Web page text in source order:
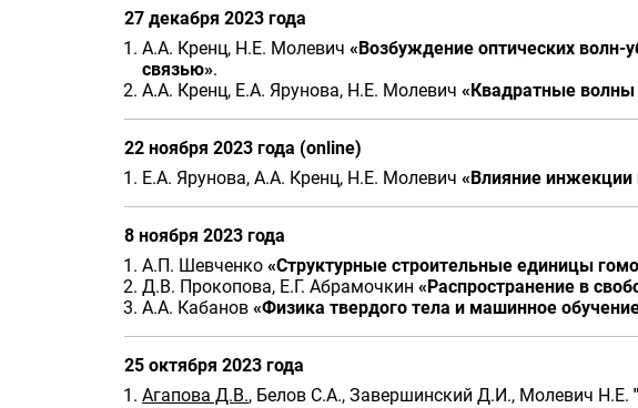
27 декабря 2023 года
А.А. Кренц, Н.Е. Молевич «Возбуждение оптических
связью».
А.А. Кренц, Е.А. Ярунова, Н.Е. Молевич «Квадратные волны
22 ноября 2023 года (online)
Е.А. Ярунова, А.А. Кренц, Н.Е. Молевич «Влияние инжекции
8 ноября 2023 года
А.П. Шевченко «Структурные строительные единицы
Д.В. Прокопова, Е.Г. Абрамочкин «Распространение в
А.А. Кабанов «Физика твердого тела и машинное
25 октября 2023 года
Агапова Д.В., Белов С.А., Завершинский Д.И., Молевич Н.Е.